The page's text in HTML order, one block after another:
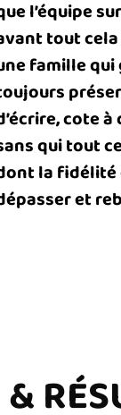
l’équipe
tout
famille qui
cote
qui tout
la fidélité
et